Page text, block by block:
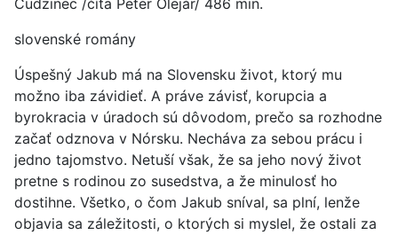
Cudzinec /číta Peter Olejár/ 486 min.
slovenské romány
Úspešný Jakub má na Slovensku život, ktorý mu
možno iba závidieť. A práve závisť, korupcia a
byrokracia v úradoch sú dôvodom, prečo sa rozhodne
začať odznova v Nórsku. Necháva za sebou prácu i
jedno tajomstvo. Netuší však, že sa jeho nový život
pretne s rodinou zo susedstva, a že minulosť ho
dostihne. Všetko, o čom Jakub sníval, sa plní, lenže
objavia sa záležitosti, o ktorých si myslel, že ostali za